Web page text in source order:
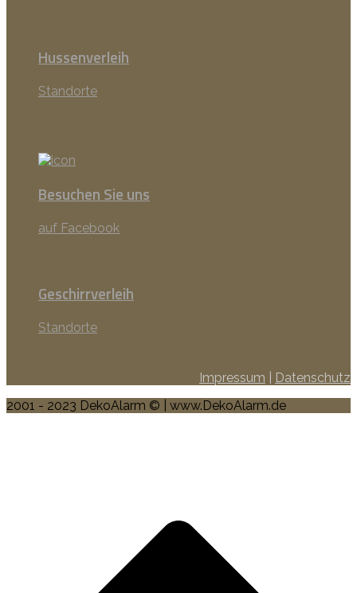
Hussenverleih
Standorte
Besuchen Sie uns
auf Facebook
Geschirrverleih
Standorte
Impressum
Datenschutz
2001 - 2023 DekoAlarm © | www.DekoAlarm.de